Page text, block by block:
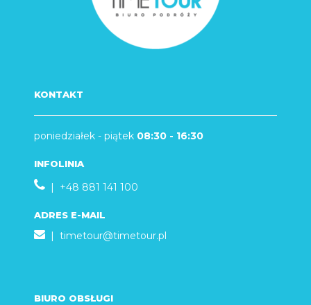
KONTAKT
poniedziałek - piątek 08:30 - 16:30
INFOLINIA
| +48 881 141 100
ADRES E-MAIL
| timetour@timetour.pl
BIURO OBSŁUGI